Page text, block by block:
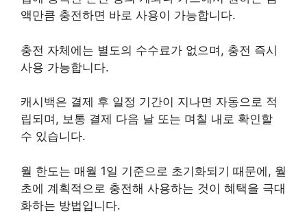
액만큼 충전하면 바로 사용이 가능합니다.
충전 자체에는 별도의 수수료가 없으며, 충전 즉시
사용 가능합니다.
캐시백은 결제 후 일정 기간이 지나면 자동으로 적
립되며, 보통 결제 다음 날 또는 며칠 내로 확인할
수 있습니다.
월 한도는 매월 1일 기준으로 초기화되기 때문에, 월
초에 계획적으로 충전해 사용하는 것이 혜택을 극대
화하는 방법입니다.